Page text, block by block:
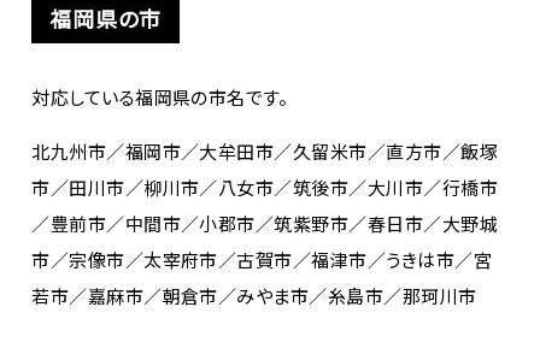
福岡県の市
対応している福岡県の市名です。
北九州市／福岡市／大牟田市／久留米市／直方市／飯塚
市／田川市／柳川市／八女市／筑後市／大川市／行橋市
／豊前市／中間市／小郡市／筑紫野市／春日市／大野城
市／宗像市／太宰府市／古賀市／福津市／うきは市／宮
若市／嘉麻市／朝倉市／みやま市／糸島市／那珂川市